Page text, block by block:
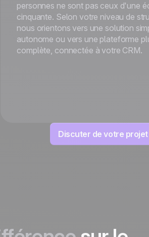
personnes ne sont pas ceux d'une
cinquante. Selon votre niveau de
nous orientons vers une solution
autonome ou vers une plateforme
complète, connectée à votre CRM.
Discuter de votre projet